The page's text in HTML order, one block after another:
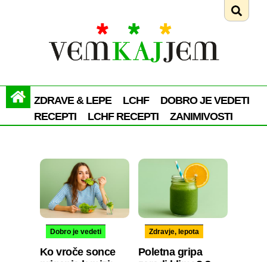
ZDRAVE & LEPE LCHF
DOBRO JE VEDETI
RECEPTI
LCHF RECEPTI ZANIMIVOSTI
Dobro je vedeti
Ko vroče sonce
Zdravje, lepota
Poletna gripa